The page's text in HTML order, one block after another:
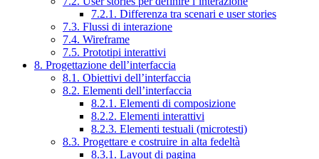
7.2.1. Differenza tra scenari e user stories
7.3. Flussi di interazione
7.4. Wireframe
7.5. Prototipi interattivi
8. Progettazione dell’interfaccia
8.1. Obiettivi dell’interfaccia
8.2. Elementi dell’interfaccia
8.2.1. Elementi di composizione
8.2.2. Elementi interattivi
8.2.3. Elementi testuali (microtesti)
8.3. Progettare e costruire in alta fedeltà
8.3.1. Layout di pagina